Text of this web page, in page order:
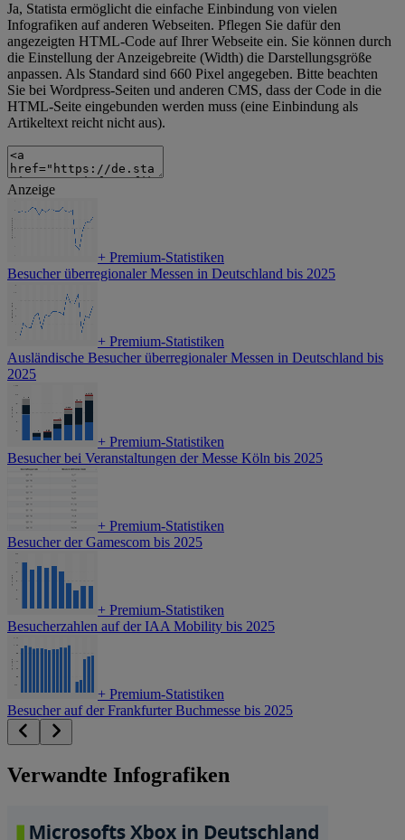
Ja, Statista ermöglicht die einfache Einbindung von vielen
Infografiken auf anderen Webseiten. Pflegen Sie dafür den
angezeigten HTML-Code auf Ihrer Webseite ein. Sie können durch
die Einstellung der Anzeigebreite (Width) die Darstellungsgröße
anpassen. Als Standard sind 660 Pixel angegeben. Bitte beachten
Sie bei Wordpress-Seiten und anderen CMS, dass der Code in die
HTML-Seite eingebunden werden muss (eine Einbindung als
Artikeltext reicht nicht aus).
Anzeige
+ Premium-Statistiken
Besucher überregionaler Messen in Deutschland bis 2025
+ Premium-Statistiken
Ausländische Besucher überregionaler Messen in Deutschland bis
2025
+ Premium-Statistiken
Besucher bei Veranstaltungen der Messe Köln bis 2025
+ Premium-Statistiken
Besucher der Gamescom bis 2025
+ Premium-Statistiken
Besucherzahlen auf der IAA Mobility bis 2025
+ Premium-Statistiken
Besucher auf der Frankfurter Buchmesse bis 2025
Verwandte Infografiken